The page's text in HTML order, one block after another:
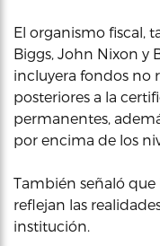
El organismo fiscal,
Biggs, John Nixon y
incluyera fondos no
posteriores a la
permanentes,
por encima de los
También señaló que
reflejan las
institución.